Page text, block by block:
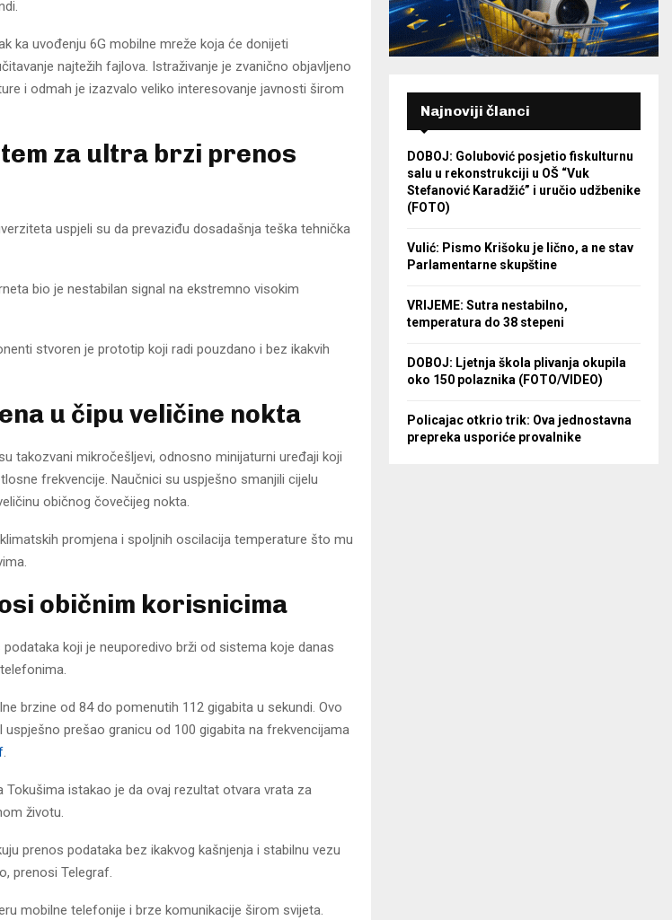
ka uvođenju 6G mobilne mreže koja će donijeti
najtežih fajlova. Istraživanje je zvanično objavljeno
i odmah je izazvalo veliko interesovanje javnosti širom
za ultra brzi prenos
uspjeli su da prevaziđu dosadašnja teška tehnička
bio je nestabilan signal na ekstremno visokim
stvoren je prototip koji radi pouzdano i bez ikakvih
u čipu veličine nokta
takozvani mikročešljevi, odnosno minijaturni uređaji koji
frekvencije. Naučnici su uspješno smanjili cijelu
običnog čovečijeg nokta.
promjena i spoljnih oscilacija temperature što mu
običnim korisnicima
koji je neuporedivo brži od sistema koje danas
brzine od 84 do pomenutih 112 gigabita u sekundi. Ovo
uspješno prešao granicu od 100 gigabita na frekvencijama
.
istakao je da ovaj rezultat otvara vrata za
životu.
prenos podataka bez ikakvog kašnjenja i stabilnu vezu
prenosi Telegraf.
mobilne telefonije i brze komunikacije širom svijeta.
Najnoviji članci
DOBOJ: Golubović posjetio fiskulturnu
salu u rekonstrukciji u OŠ “Vuk
Stefanović Karadžić” i uručio udžbenike
(FOTO)
Vulić: Pismo Krišoku je lično, a ne stav
Parlamentarne skupštine
VRIJEME: Sutra nestabilno,
temperatura do 38 stepeni
DOBOJ: Ljetnja škola plivanja okupila
oko 150 polaznika (FOTO/VIDEO)
Policajac otkrio trik: Ova jednostavna
prepreka usporiće provalnike